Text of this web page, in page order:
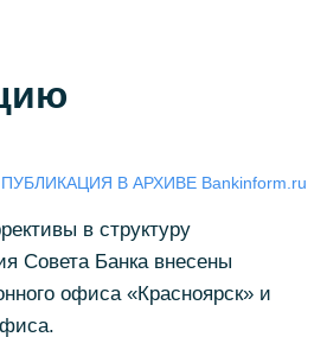
ПУБЛИКАЦИЯ В АРХИВЕ Bankinform.ru
в структуру
Совета Банка внесены
офиса «Красноярск» и